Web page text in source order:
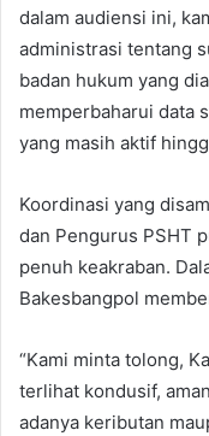
dalam audiensi ini,
administrasi tentang
badan hukum yang
memperbaharui data
yang masih aktif
Koordinasi yang
dan Pengurus PSHT
penuh keakraban.
Bakesbangpol
“Kami minta tolong,
terlihat kondusif,
adanya keributan